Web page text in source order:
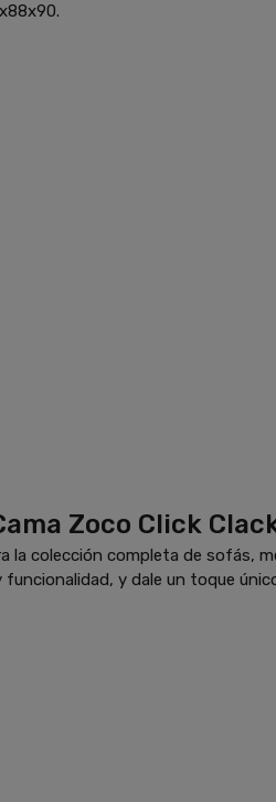
Zoco Click
colección completa de sofás,
y dale un toque